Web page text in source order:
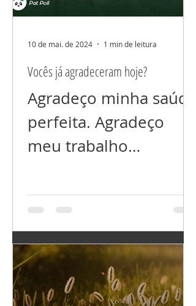
Vocês já agradeceram hoje?
Agradeço minha saúde
perfeita. Agradeço
meu trabalho
meu relacionamento
perfeito. Agradeço por
ter tudo que preciso,
e...
10 de mai. de 2024 1 min de leitura